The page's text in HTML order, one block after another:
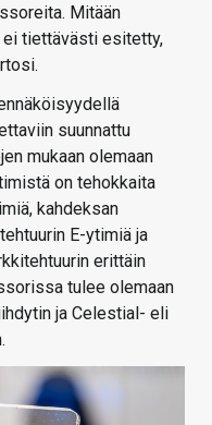
Mitään
tiettävästi esitetty,
suunnattu
mukaan olemaan
on tehokkaita
kahdeksan
E-ytimiä ja
erittäin
tulee olemaan
ja Celestial- eli